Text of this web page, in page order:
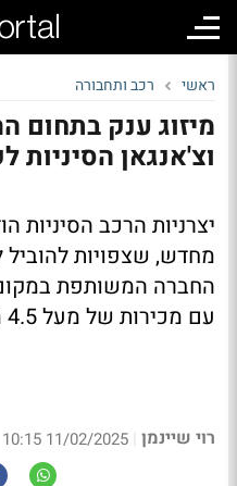
ראשי רכב ותחבורה
מיזוג ענק בתחום
וצ'אנגאן הסיניות
יצרניות הרכב הסיניות
מחדש, שצפויות להוביל
החברה המשותפת
עם מכירות של מעל 4.5 מיליון רכבים בשנה
רוי שיינמן |
11/02/2025 10:15